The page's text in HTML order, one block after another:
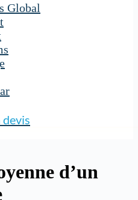
Global
d’un